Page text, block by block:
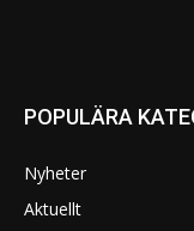
POPULÄRA
Nyheter
Aktuellt